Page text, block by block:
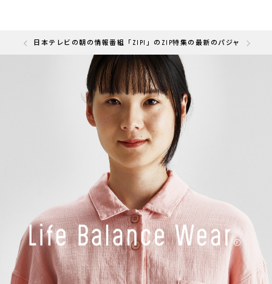
快眠部門」を受賞しました
日本テレビの朝の情報番組「ZIP!」のZIP特集の最新のパジャマとし